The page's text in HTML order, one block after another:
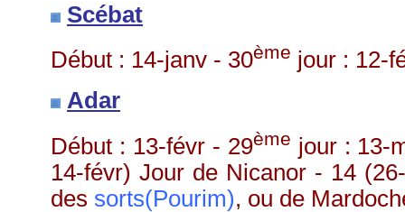
Scébat
Début : 14-janv - 30ème jour : 12-
Adar
Début : 13-févr- 29ème jour : 13-
14-févr) Jour de Nicanor - 14 (26-
des sorts(Pourim), ou de